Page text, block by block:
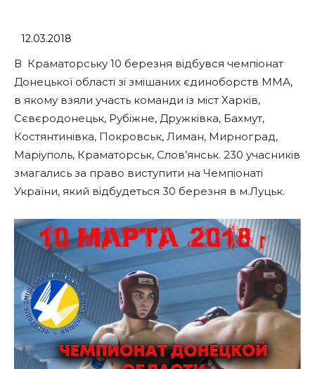
12.03.2018
В Краматорську 10 березня відбувся чемпіонат
Донецької області зі змішаних єдиноборств ММА,
в якому взяли участь команди із міст Харків,
Сєвєродонецьк, Рубіжне, Дружківка, Бахмут,
Костянтинівка, Покровськ, Лиман, Мирноград,
Маріуполь, Краматорськ, Слов’янськ. 230 учасників
змагались за право виступити на Чемпіонаті
України, який відбудеться 30 березня в м.Луцьк.